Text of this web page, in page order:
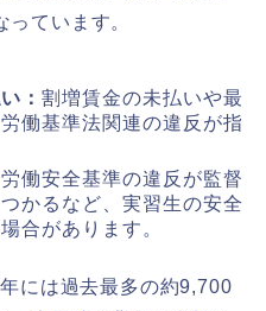
ています。
： 割増賃金の未払いや最
働基準法関連の違反が指
労働安全基準の違反が監督
かるなど、実習生の安全
合があります。
には過去最多の約9,700